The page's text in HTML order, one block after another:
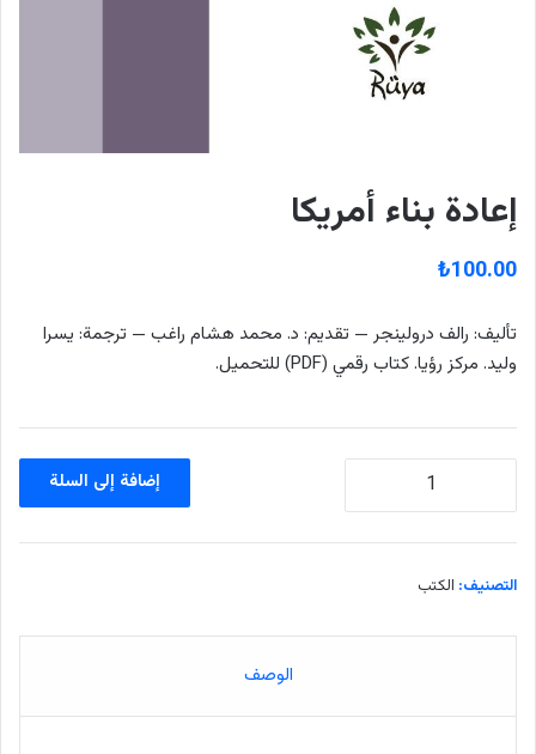
إعادة بناء أمريكا
₺100.00
تأليف: رالف درولينجر — تقديم: د. محمد هشام راغب — ترجمة: يسرا
وليد. مركز رؤيا. كتاب رقمي (PDF) للتحميل.
بناء
أمريكا
إضافة إلى السلة
التصنيف: الكتب
الوصف